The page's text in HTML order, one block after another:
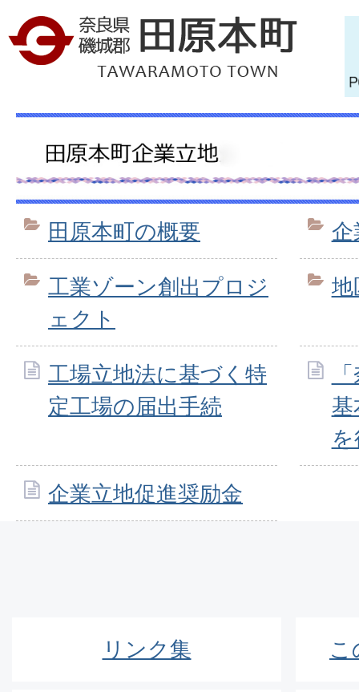
田原本町の概要 企
工業ゾーン創出プロジ
ェクト
地
工場立地法に基づく特
定工場の届出手続
基
企業立地促進奨励金
リンク集 こ